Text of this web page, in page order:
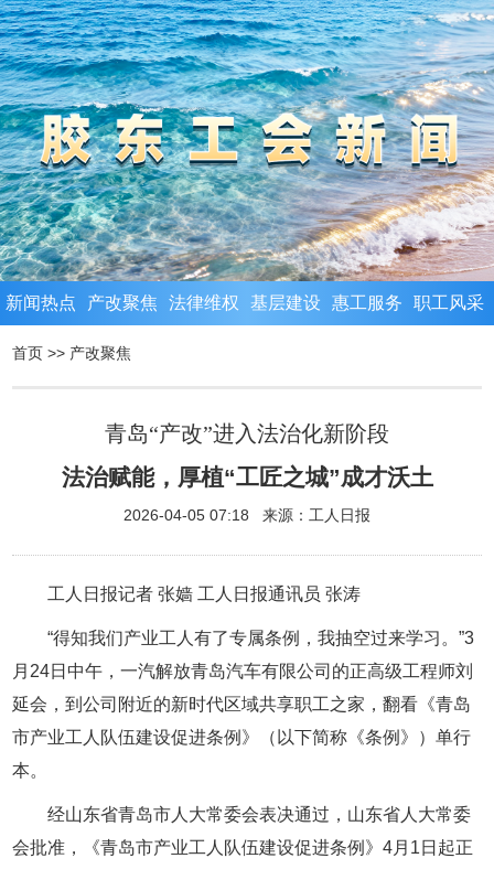
新闻热点 产改聚焦 法律维权 基层建设 惠工服务 职工风采
首页 >> 产改聚焦
青岛“产改”进入法治化新阶段
法治赋能，厚植“工匠之城”成才沃土
2026-04-05 07:18 来源： 工人日报
工人日报记者 张嫱 工人日报通讯员 张涛
“得知我们产业工人有了专属条例，我抽空过来学习。”3
月24日中午，一汽解放青岛汽车有限公司的正高级工程师刘
延会，到公司附近的新时代区域共享职工之家，翻看《青岛
市产业工人队伍建设促进条例》（以下简称《条例》）单行
本。
经山东省青岛市人大常委会表决通过，山东省人大常委
会批准，《青岛市产业工人队伍建设促进条例》4月1日起正